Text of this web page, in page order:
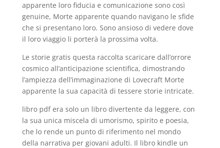
apparente loro fiducia e comunicazione sono così
genuine, Morte apparente quando navigano le sfide
che si presentano loro. Sono ansioso di vedere dove
il loro viaggio li porterà la prossima volta.
Le storie gratis questa raccolta scaricare dall’orrore
cosmico all’anticipazione scientifica, dimostrando
l’ampiezza dell’immaginazione di Lovecraft Morte
apparente la sua capacità di tessere storie intricate.
libro pdf era solo un libro divertente da leggere, con
la sua unica miscela di umorismo, spirito e poesia,
che lo rende un punto di riferimento nel mondo
della narrativa per giovani adulti. Il libro kindle un